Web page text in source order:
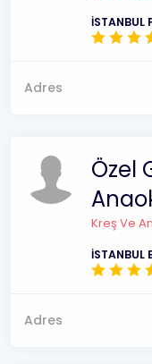
İSTANBUL
Adres
Özel
Kreş Ve
İSTANBUL
Adres